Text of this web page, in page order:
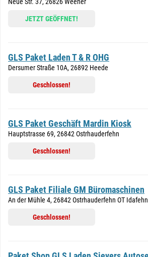
JETZT GEÖFFNET!
GLS Paket Laden T & R OHG
Dersumer Straße 10A, 26892 Heede
Geschlossen!
GLS Paket Geschäft Mardin Kiosk
Hauptstrasse 69, 26842 Ostrhauderfehn
Geschlossen!
GLS Paket Filiale GM Büromaschinen
An der Mühle 4, 26842 Ostrhauderfehn OT Idafehn
Geschlossen!